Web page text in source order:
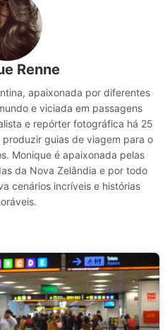
Renne
apaixonada por diferentes
e viciada em passagens
e repórter fotográfica há 25
guias de viagem para o
Monique é apaixonada pelas
da Nova Zelândia e por todo
cenários incríveis e histórias